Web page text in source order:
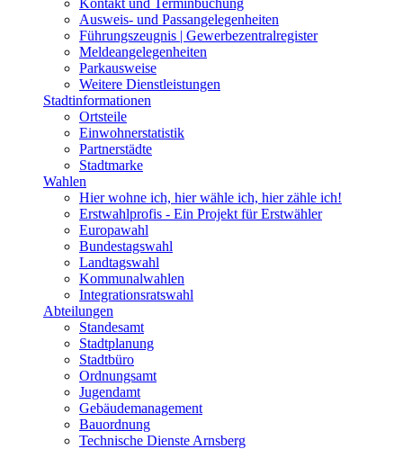
Kontakt und Terminbuchung
Ausweis- und Passangelegenheiten
Führungszeugnis | Gewerbezentralregister
Meldeangelegenheiten
Parkausweise
Weitere Dienstleistungen
Stadtinformationen
Ortsteile
Einwohnerstatistik
Partnerstädte
Stadtmarke
Wahlen
Hier wohne ich, hier wähle ich, hier zähle ich!
Erstwahlprofis - Ein Projekt für Erstwähler
Europawahl
Bundestagswahl
Landtagswahl
Kommunalwahlen
Integrationsratswahl
Abteilungen
Standesamt
Stadtplanung
Stadtbüro
Ordnungsamt
Jugendamt
Gebäudemanagement
Bauordnung
Technische Dienste Arnsberg